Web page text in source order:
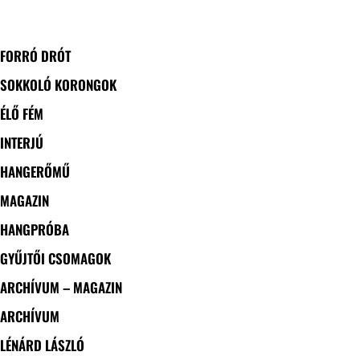
FORRÓ DRÓT
SOKKOLÓ KORONGOK
ÉLŐ FÉM
INTERJÚ
HANGERŐMŰ
MAGAZIN
HANGPRÓBA
GYŰJTŐI CSOMAGOK
ARCHÍVUM – MAGAZIN
ARCHÍVUM
LÉNÁRD LÁSZLÓ